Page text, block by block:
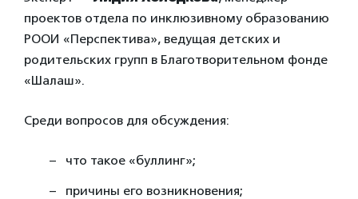
проектов отдела по инклюзивному образованию
РООИ «Перспектива», ведущая детских и
родительских групп в Благотворительном фонде
«Шалаш».
Среди вопросов для обсуждения:
что такое «буллинг»;
причины его возникновения;